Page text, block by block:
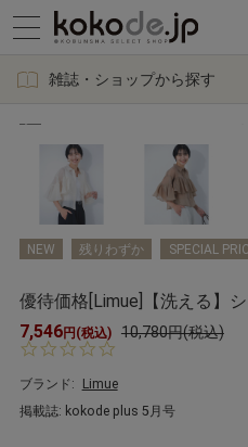
雑誌・ショップから探す
NEW 残りわずか SPECIAL
優待価格[Limue]【洗える】
7,546円(税込) 10,780円(税込)
s
t
a
ブランド:
Limue
掲載誌: kokode plus 5月号